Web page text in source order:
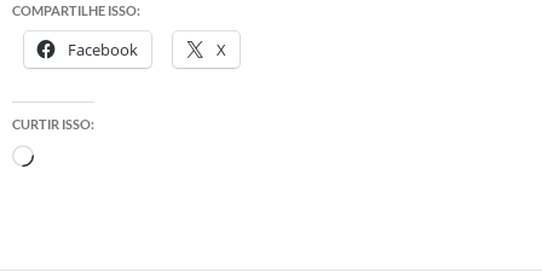
COMPARTILHE ISSO:
Facebook X
CURTIR ISSO:
Carregando...